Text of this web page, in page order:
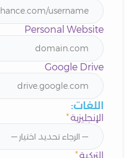
Personal Website
Google Drive
اللغات:
الإنجليزية*
التركية*